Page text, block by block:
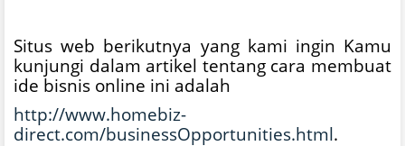
Situs web berikutnya yang kami ingin Kamu
kunjungi dalam artikel tentang cara membuat
ide bisnis online ini adalah
http://www.homebiz-
direct.com/businessOpportunities.html.